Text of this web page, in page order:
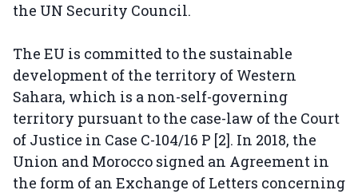
the UN Security Council.
The EU is committed to the sustainable
development of the territory of Western
Sahara, which is a non-self-governing
territory pursuant to the case-law of the Court
of Justice in Case C-104/16 P [2]. In 2018, the
Union and Morocco signed an Agreement in
the form of an Exchange of Letters concerning